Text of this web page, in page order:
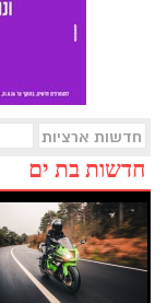
חדשות ארציות
חדשות בת ים